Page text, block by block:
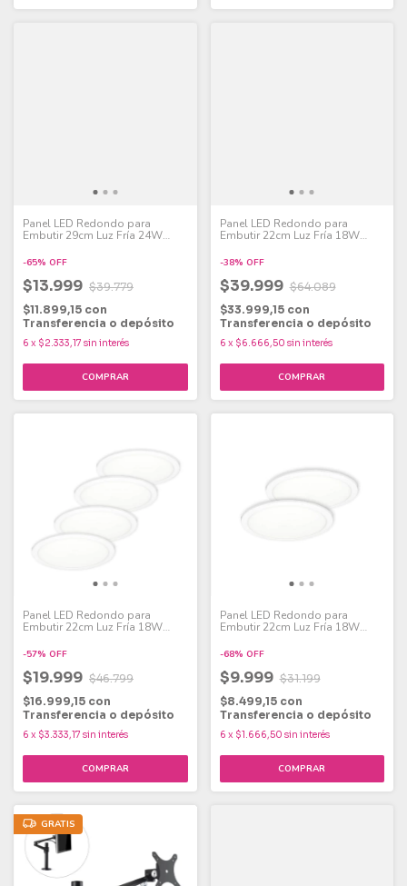
Panel LED Redondo para
Embutir 29cm Luz Fría 24W
-65% OFF
$13.999 $39.779
$11.899,15 con
Transferencia o depósito
6 x $2.333,17 sin interés
Panel LED Redondo para
Embutir 22cm Luz Fría 18W
-38% OFF
$39.999 $64.089
$33.999,15 con
Transferencia o depósito
6 x $6.666,50 sin interés
Panel LED Redondo para
Embutir 22cm Luz Fría 18W
-57% OFF
$19.999 $46.799
$16.999,15 con
Transferencia o depósito
6 x $3.333,17 sin interés
Panel LED Redondo para
Embutir 22cm Luz Fría 18W
-68% OFF
$9.999 $31.199
$8.499,15 con
Transferencia o depósito
6 x $1.666,50 sin interés
GRATIS